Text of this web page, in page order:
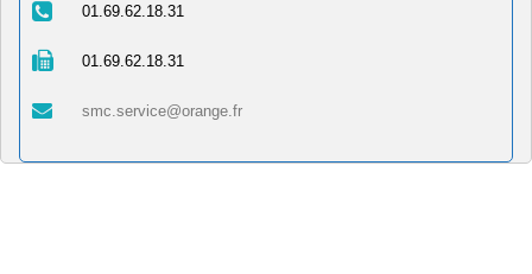
01.69.62.18.31
01.69.62.18.31
smc.service@orange.fr